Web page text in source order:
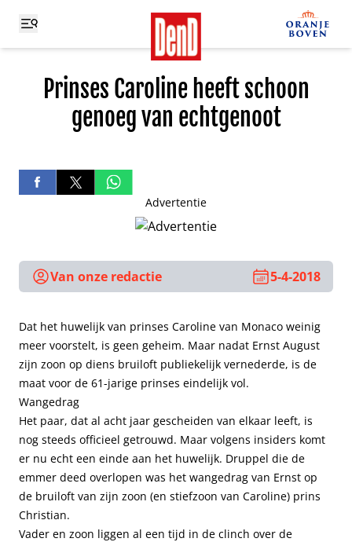
Prinses Caroline heeft schoon
genoeg van echtgenoot
Advertentie
Van onze redactie 5-4-2018
Dat het huwelijk van prinses Caroline van Monaco weinig
meer voorstelt, is geen geheim. Maar nadat Ernst August
zijn zoon op diens bruiloft publiekelijk vernederde, is de
maat voor de 61-jarige prinses eindelijk vol.
Wangedrag
Het paar, dat al acht jaar gescheiden van elkaar leeft, is
nog steeds officieel getrouwd. Maar volgens insiders komt
er nu echt een einde aan het huwelijk. Druppel die de
emmer deed overlopen was het wangedrag van Ernst op
de bruiloft van zijn zoon (en stiefzoon van Caroline) prins
Christian.
Vader en zoon liggen al een tijd in de clinch over de